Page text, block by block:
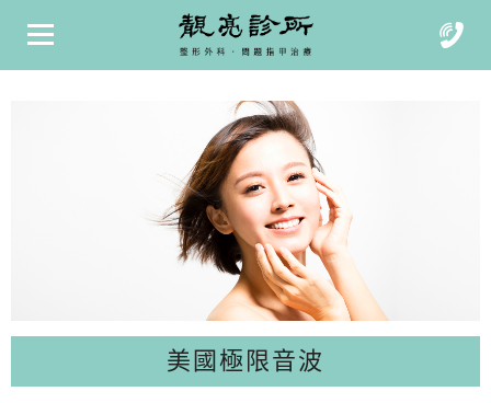
美國極限音波